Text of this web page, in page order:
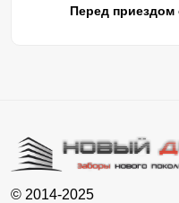
Перед приездом
© 2014-2025